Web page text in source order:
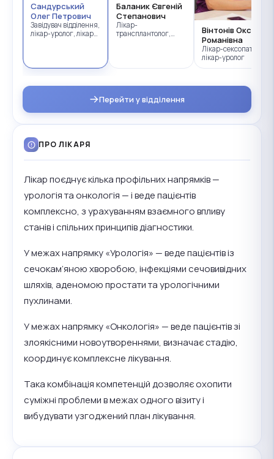
Сандурський
Олег Петрович
Завідувач відділення,
лікар-уролог, лікар-
Баланик Євгеній
Степанович
Лікар-
трансплантолог,
Вінтонів Оксана
Романівна
Лікар-сексопатолог,
лікар-уролог
Перейти у відділення
ПРО ЛІКАРЯ
Лікар поєднує кілька профільних напрямків —
урологія та онкологія — і веде пацієнтів
комплексно, з урахуванням взаємного впливу
станів і спільних принципів діагностики.
У межах напрямку «Урологія» — веде пацієнтів із
сечокам’яною хворобою, інфекціями сечовивідних
шляхів, аденомою простати та урологічними
пухлинами.
У межах напрямку «Онкологія» — веде пацієнтів зі
злоякісними новоутвореннями, визначає стадію,
координує комплексне лікування.
Така комбінація компетенцій дозволяє охопити
суміжні проблеми в межах одного візиту і
вибудувати узгоджений план лікування.